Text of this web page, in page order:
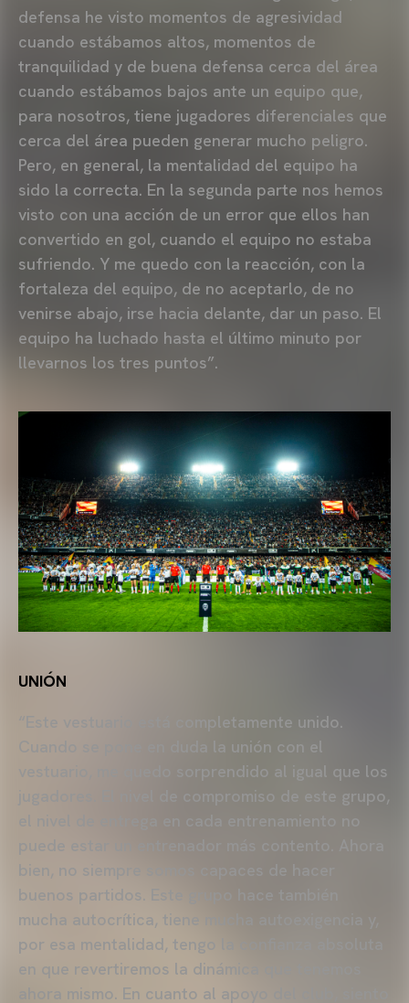
defensa he visto momentos de agresividad
cuando estábamos altos, momentos de
tranquilidad y de buena defensa cerca del área
cuando estábamos bajos ante un equipo que,
para nosotros, tiene jugadores diferenciales que
cerca del área pueden generar mucho peligro.
Pero, en general, la mentalidad del equipo ha
sido la correcta. En la segunda parte nos hemos
visto con una acción de un error que ellos han
convertido en gol, cuando el equipo no estaba
sufriendo. Y me quedo con la reacción, con la
fortaleza del equipo, de no aceptarlo, de no
venirse abajo, irse hacia delante, dar un paso. El
equipo ha luchado hasta el último minuto por
llevarnos los tres puntos”.
UNIÓN
“Este vestuario está completamente unido.
Cuando se pone en duda la unión con el
vestuario, me quedo sorprendido al igual que los
jugadores. El nivel de compromiso de este grupo,
el nivel de entrega en cada entrenamiento no
bien, no siempre somos capaces de hacer
buenos partidos. Este grupo hace también
mucha autocrítica, tiene mucha autoexigencia y,
por esa mentalidad, tengo la confianza absoluta
en que revertiremos la dinámica que tenemos
ahora mismo. En cuanto al apoyo del club, siento